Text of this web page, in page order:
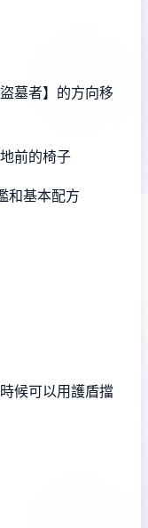
墓者】的方向移
前的椅子
和基本配方
候可以用護盾擋